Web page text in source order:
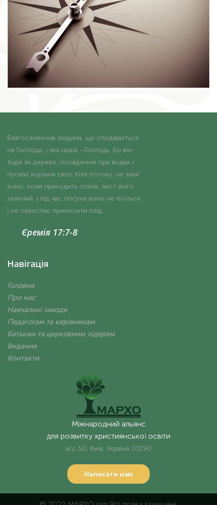
Благословенна людина, що сподівається
на Господа, і яка надія - Господь. Бо він
буде як дерево, посаджене при водах і
пускає коріння своє біля потоку; не знає
воно, коли приходить спека; лист його
зелений, і під час посухи воно не боїться
і не перестає приносити плід.
Єремія 17:7-8
Навігація
Головна
Про нас
Навчальні заходи
Педагогам та керівникам
Батькам та церковним лідерам
Видання
Контакти
Міжнародний альянс
для розвитку християнської освіти
а/с 50, Київ, Україна 03190
Написати нам